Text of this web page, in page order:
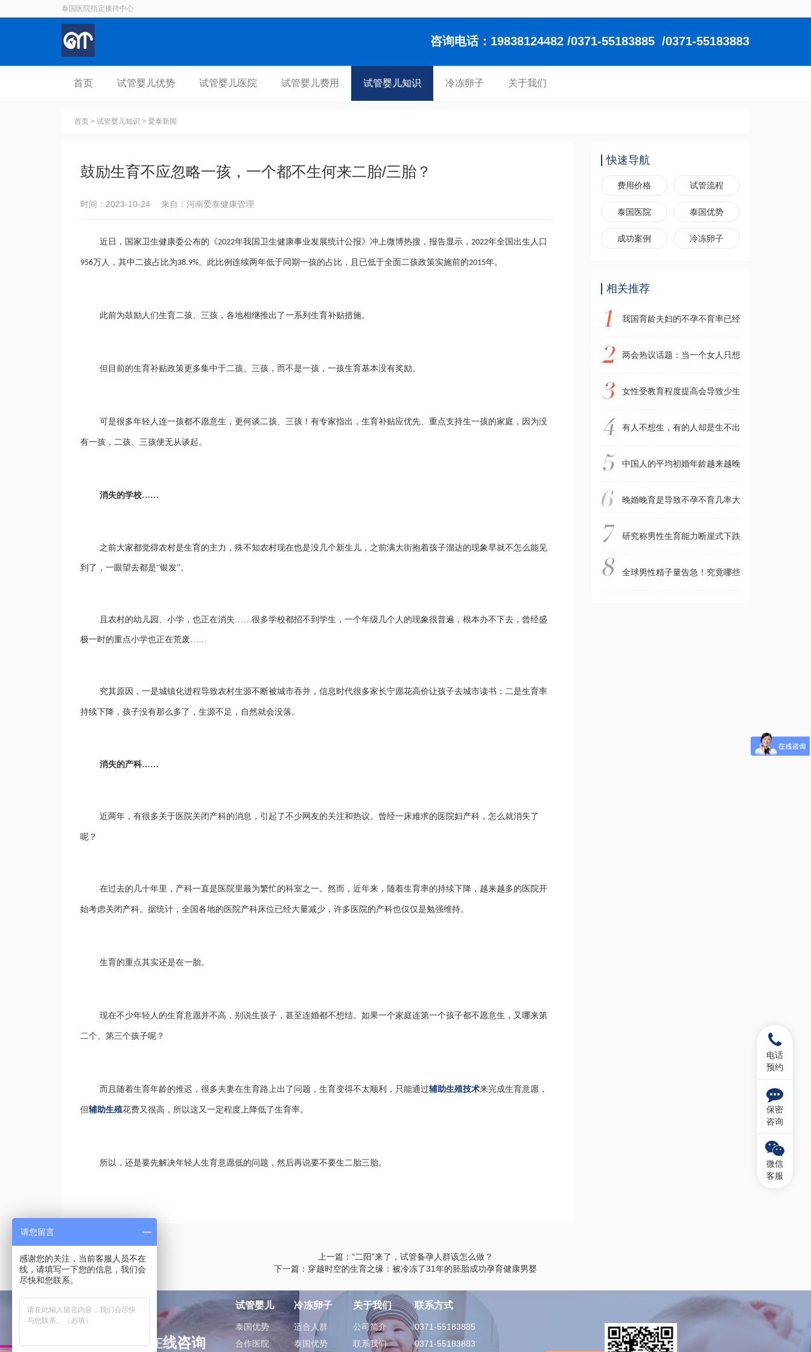
泰国医院指定接待中心
咨询电话：19838124482 /0371-55183885 /0371-55183883
首页 试管婴儿优势 试管婴儿医院 试管婴儿费用 试管婴儿知识 冷冻卵子 关于我们
首页 > 试管婴儿知识 > 爱泰新闻
鼓励生育不应忽略一孩，一个都不生何来二胎/三胎？
时间：2023-10-24 来自：河南爱泰健康管理
近日， 国家卫生健康委公布的《2022年我国卫生健康事业发展统计公报》冲上微博热搜 ，报告显示， 2022年全国出生人口
956万人，其中二孩占比为38.9%。此比例连续两年低于同期一孩的占比，且已低于全面二孩政策实施前的2015年。
此前为鼓励人们生育二孩、三孩，各地相继推出 了一系列 生育补贴措施。
但 目前的生育补贴政策更多集中于二孩、三孩，而不是一孩 ， 一孩生育基本没有奖励。
可是很多年轻人连一孩都不愿意生，更何谈二孩、三孩！有专家指出， 生育补贴应优先、重点支持生一孩的家庭 ，因为没
有一孩，二孩、三孩便无从谈起。
消失的学校……
之前大家都觉得农村是生育的主力，殊不知农村现在也是没几个新生儿，之前满大街抱着孩子溜达的现象早就不怎么能见
到了，一眼望去都是“银发”。
且农村的幼儿园、小学，也正在消失……很多学校都招不到学生，一个年级几个人的现象很普遍，根本办不下去，曾经盛
极一时的重点小学也正在荒废……
究其原因，一是城镇化进程导致农村生源不断被城市吞并，信息时代很多家长宁愿花高价让孩子去城市读书；二是生育率
持续下降，孩子没有那么多了，生源不足，自然就会没落。
消失的产科……
近两年，有很多关于医院关闭产科的消息 ， 引起了不少网友的关注和热议。 曾经一床难求的医院妇产科 ，怎么就消失了
呢？
在过去的几十年里，产科一直是医院里最为繁忙的科室之一。然而，近年来，随着生育率的持续下降，越来越多的医院开
始考虑关闭产科。据统计，全国各地的医院产科床位已经大量减少，许多医院的产科也仅仅是勉强维持。
生育的重点其实还是在一胎。
现在不少年轻人的生育意愿并不高， 别说生孩子， 甚至连婚都不想结。 如果一个家庭连第一个孩子都不愿意生，又哪来第
二个、第三个孩子呢 ？
而且随着生育年龄的推迟，很多夫妻在生育路上出了问题，生育变得不太顺利，只能通过辅助生殖技术来完成生育意愿，
但辅助生殖花费又很高，所以这又一定程度上降低了生育率。
所以，还是要先解决年轻人生育意愿低的问题 ，然后再说要不要生二胎三胎。
快速导航
费用价格 试管流程
泰国医院 泰国优势
成功案例 冷冻卵子
相关推荐
我国育龄夫妇的不孕不育率已经攀升至约12%到
两会热议话题：当一个女人只想生孩子却不想结
女性受教育程度提高会导致少生或不生，为什么
有人不想生，有的人却是生不出来，胚胎停育，正
中国人的平均初婚年龄越来越晚，初婚年龄已经
晚婚晚育是导致不孕不育几率大幅增加的主要原因
研究称男性生育能力断崖式下跌，而且还在不断
全球男性精子量告急！究竟哪些因素会影响精子质
上一篇：“二阳”来了，试管备孕人群该怎么做？
下一篇：穿越时空的生育之缘：被冷冻了31年的胚胎成功孕育健康男婴
电话
预约
保密
咨询
微信
客服
如有问题可在线咨询
试管婴儿
泰国优势
合作医院
冷冻卵子
适合人群
泰国优势
关于我们
公司简介
联系我们
联系方式
0371-55183885
0371-55183883
请您留言
感谢您的关注，当前客服人员不在
线，请填写一下您的信息，我们会
尽快和您联系。